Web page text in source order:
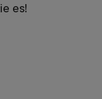
es!